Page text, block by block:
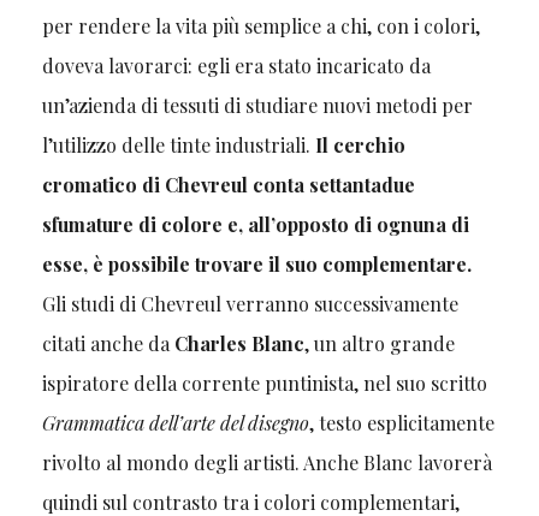
per rendere la vita più semplice a chi, con i colori,
doveva lavorarci: egli era stato incaricato da
un’azienda di tessuti di studiare nuovi metodi per
l’utilizzo delle tinte industriali. Il cerchio
cromatico di Chevreul conta settantadue
sfumature di colore e, all’opposto di ognuna di
esse, è possibile trovare il suo complementare.
Gli studi di Chevreul verranno successivamente
citati anche da Charles Blanc, un altro grande
ispiratore della corrente puntinista, nel suo scritto
Grammatica dell’arte del disegno, testo esplicitamente
rivolto al mondo degli artisti. Anche Blanc lavorerà
quindi sul contrasto tra i colori complementari,